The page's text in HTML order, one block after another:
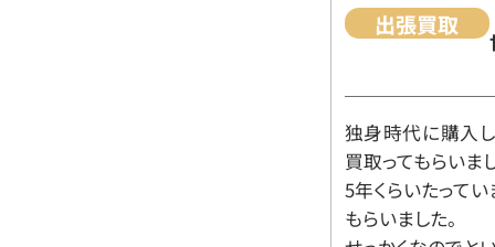
出張買取
独身時代に購入
買取ってもらいま
5年くらいたって
もらいました。